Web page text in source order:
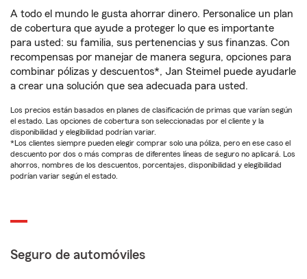
A todo el mundo le gusta ahorrar dinero. Personalice un plan
de cobertura que ayude a proteger lo que es importante
para usted: su familia, sus pertenencias y sus finanzas. Con
recompensas por manejar de manera segura, opciones para
combinar pólizas y descuentos*, Jan Steimel puede ayudarle
a crear una solución que sea adecuada para usted.
Los precios están basados en planes de clasificación de primas que varían según
el estado. Las opciones de cobertura son seleccionadas por el cliente y la
disponibilidad y elegibilidad podrían variar.
*Los clientes siempre pueden elegir comprar solo una póliza, pero en ese caso el
descuento por dos o más compras de diferentes líneas de seguro no aplicará. Los
ahorros, nombres de los descuentos, porcentajes, disponibilidad y elegibilidad
podrían variar según el estado.
Seguro de automóviles